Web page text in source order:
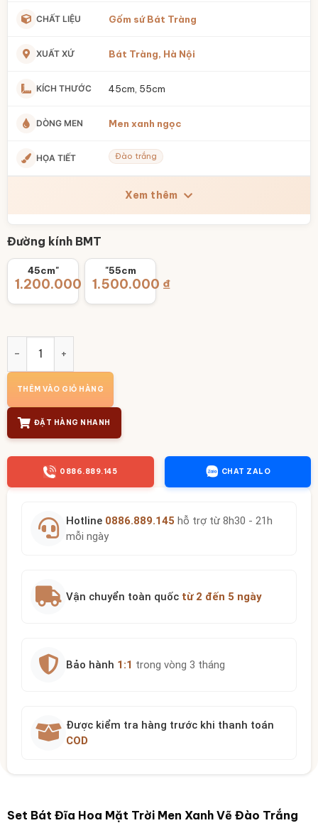
CHẤT LIỆU Gốm sứ Bát Tràng
XUẤT XỨ Bát Tràng, Hà Nội
KÍCH THƯỚC 45cm, 55cm
DÒNG MEN Men xanh ngọc
HỌA TIẾT Đào trắng
Xem thêm
Đường kính BMT
45cm"
1.200.000
"55cm
1.500.000 ₫
THÊM VÀO GIỎ HÀNG
ĐẶT HÀNG NHANH
0886.889.145 CHAT ZALO
Hotline 0886.889.145 hỗ trợ từ 8h30 - 21h
mỗi ngày
Vận chuyển toàn quốc từ 2 đến 5 ngày
Bảo hành 1:1 trong vòng 3 tháng
Được kiểm tra hàng trước khi thanh toán
COD
Set Bát Đĩa Hoa Mặt Trời Men Xanh Vẽ Đào Trắng